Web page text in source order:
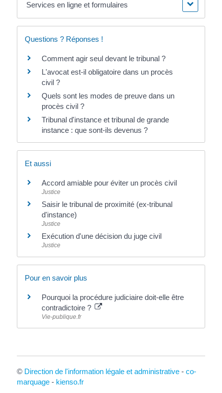
Services en ligne et formulaires
Questions ? Réponses !
Comment agir seul devant le tribunal ?
L'avocat est-il obligatoire dans un procès
civil ?
Quels sont les modes de preuve dans un
procès civil ?
Tribunal d'instance et tribunal de grande
instance : que sont-ils devenus ?
Et aussi
Accord amiable pour éviter un procès civil
Justice
Saisir le tribunal de proximité (ex-tribunal
d'instance)
Justice
Exécution d'une décision du juge civil
Justice
Pour en savoir plus
Pourquoi la procédure judiciaire doit-elle être
contradictoire ?
Vie-publique.fr
© Direction de l'information légale et administrative- co-
marquage- kienso.fr